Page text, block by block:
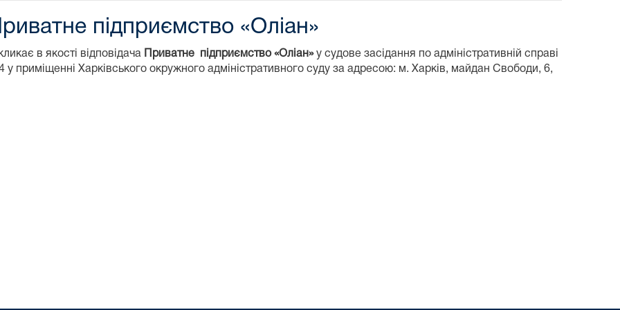
підприємство «Оліан»
в якості відповідача Приватне підприємство «Оліан» у судове засідання по адміністративній справі
у приміщенні Харківського окружного адміністративного суду за адресою: м. Харків, майдан Свободи, 6,